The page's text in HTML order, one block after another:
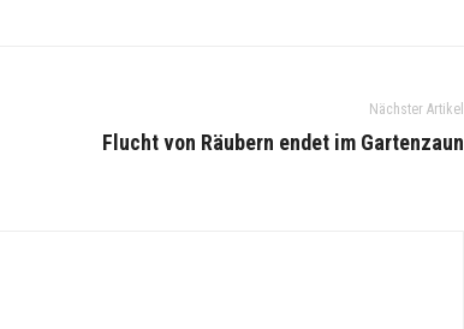
Nächster Artikel
Flucht von Räubern endet im Gartenzaun